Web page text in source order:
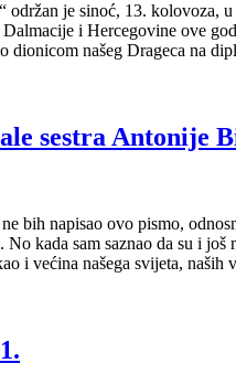
održan je sinoć, 13. kolovoza,
i Hercegovine ove
dionicom našeg Drageca na
sestra Antonije
bih napisao ovo pismo,
kada sam saznao da su i
i većina našega svijeta, naših